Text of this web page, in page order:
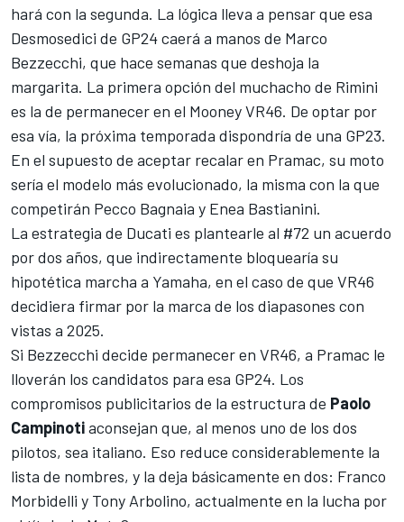
hará con la segunda. La lógica lleva a pensar que esa
Desmosedici de GP24 caerá a manos de Marco
Bezzecchi, que hace semanas que deshoja la
margarita. La primera opción del muchacho de Rimini
es la de permanecer en el Mooney VR46. De optar por
esa vía, la próxima temporada dispondría de una GP23.
En el supuesto de aceptar recalar en Pramac, su moto
sería el modelo más evolucionado, la misma con la que
competirán Pecco Bagnaia y Enea Bastianini.
La estrategia de Ducati es plantearle al #72 un acuerdo
por dos años, que indirectamente bloquearía su
hipotética marcha a Yamaha, en el caso de que VR46
decidiera firmar por la marca de los diapasones con
vistas a 2025.
Si Bezzecchi decide permanecer en VR46, a Pramac le
lloverán los candidatos para esa GP24. Los
compromisos publicitarios de la estructura de Paolo
Campinotiaconsejan que, al menos uno de los dos
pilotos, sea italiano. Eso reduce considerablemente la
lista de nombres, y la deja básicamente en dos: Franco
Morbidelli y Tony Arbolino, actualmente en la lucha por